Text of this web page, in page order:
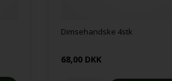
Dimsehandske 4stk
68,00 DKK